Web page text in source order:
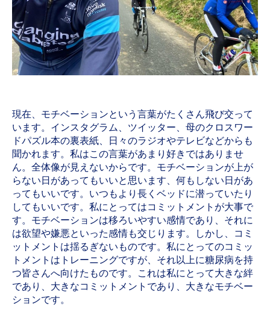
現在、モチベーションという言葉がたくさん飛び交って
います。インスタグラム、ツイッター、母のクロスワー
ドパズル本の裏表紙、日々のラジオやテレビなどからも
聞かれます。私はこの言葉があまり好きではありませ
ん。全体像が見えないからです。モチベーションが上が
らない日があってもいいと思います、何もしない日があ
ってもいいです。いつもより長くベッドに潜っていたり
してもいいです。私にとってはコミットメントが大事で
す。モチベーションは移ろいやすい感情であり、それに
は欲望や嫌悪といった感情も交じります。しかし、コミ
ットメントは揺るぎないものです。私にとってのコミッ
トメントはトレーニングですが、それ以上に糖尿病を持
つ皆さんへ向けたものです。これは私にとって大きな絆
であり、大きなコミットメントであり、大きなモチベー
ションです。